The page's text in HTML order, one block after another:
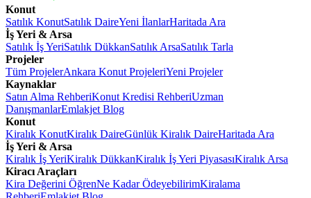
Konut
Satılık KonutSatılık DaireYeni İlanlarHaritada Ara
İş Yeri & Arsa
Satılık İş YeriSatılık DükkanSatılık ArsaSatılık Tarla
Projeler
Tüm ProjelerAnkara Konut ProjeleriYeni Projeler
Kaynaklar
Satın Alma RehberiKonut Kredisi RehberiUzman
DanışmanlarEmlakjet Blog
Konut
Kiralık KonutKiralık DaireGünlük Kiralık DaireHaritada Ara
İş Yeri & Arsa
Kiralık İş YeriKiralık DükkanKiralık İş Yeri PiyasasıKiralık Arsa
Kiracı Araçları
Kira Değerini ÖğrenNe Kadar ÖdeyebilirimKiralama